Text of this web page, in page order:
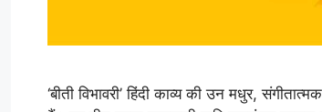
‘बीती विभावरी’ हिंदी काव्य की उन मधुर,